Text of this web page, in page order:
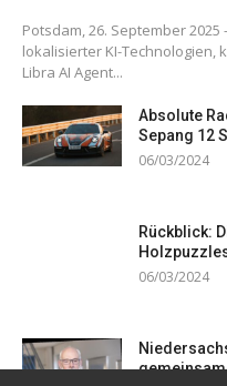
Potsdam, 26. September
lokalisierter KI-Technologien,
Libra AI Agent...
Absolute
Sepang 12
06/03/2024
Rückblick:
06/03/2024